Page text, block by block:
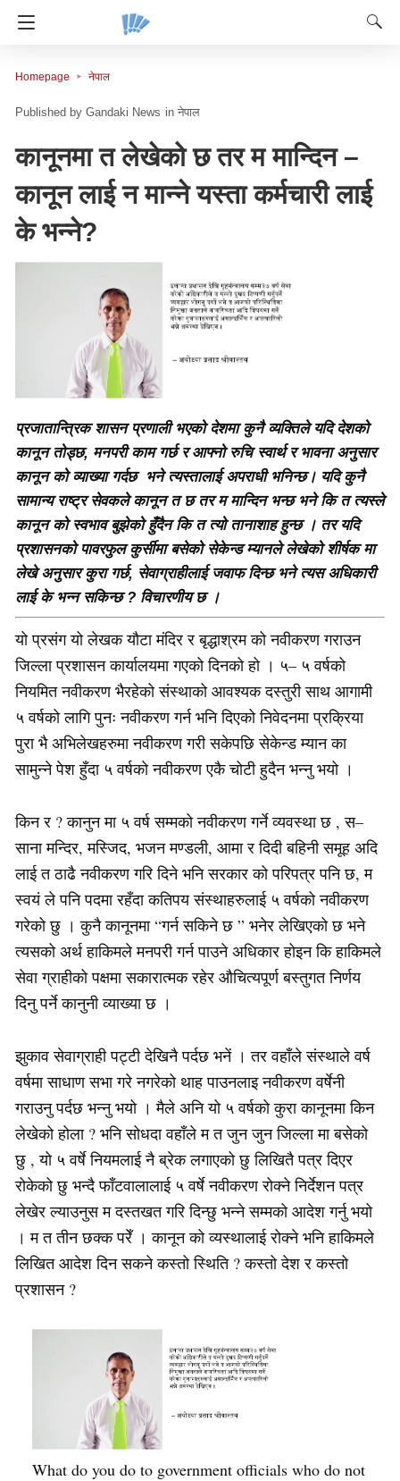
Homepage नेपाल
Gandaki News in नेपाल
कानूनमा त लेखेको छ तर म मान्दिन –
कानून लाई न मान्ने यस्ता कर्मचारी लाई
के भन्ने?
प्रजातान्त्रिक शासन प्रणाली भएको देशमा कुनै व्यक्तिले यदि देशको
कानून तोड्छ, मनपरी काम गर्छ र आफ्नो रुचि स्वार्थ र भावना अनुसार
कानून को व्याख्या गर्दछ भने त्यस्तालाई अपराधी भनिन्छ। यदि कुनै
सामान्य राष्ट्र सेवकले कानून त छ तर म मान्दिन भन्छ भने कि त त्यस्ले
कानून को स्वभाव बुझेको हुँदैन कि त त्यो तानाशाह हुन्छ । तर यदि
प्रशासनको पावरफुल कुर्सीमा बसेको सेकेन्ड म्यानले लेखेको शीर्षक मा
लेखे अनुसार कुरा गर्छ, सेवाग्राहीलाई जवाफ दिन्छ भने त्यस अधिकारी
लाई के भन्न सकिन्छ ? विचारणीय छ ।
यो प्रसंग यो लेखक यौटा मंदिर र बृद्धाश्रम को नवीकरण गराउन
जिल्ला प्रशासन कार्यालयमा गएको दिनको हो । ५– ५ वर्षको
नियमित नवीकरण भैरहेको संस्थाको आवश्यक दस्तुरी साथ आगामी
५ वर्षको लागि पुनः नवीकरण गर्न भनि दिएको निवेदनमा प्रक्रिया
पुरा भै अभिलेखहरुमा नवीकरण गरी सकेपछि सेकेन्ड म्यान का
सामुन्ने पेश हुँदा ५ वर्षको नवीकरण एकै चोटी हुदैन भन्नु भयो ।
किन र ? कानुन मा ५ वर्ष सम्मको नवीकरण गर्ने व्यवस्था छ , स–
साना मन्दिर, मस्जिद, भजन मण्डली, आमा र दिदी बहिनी समूह अदि
लाई त ठाढै नवीकरण गरि दिने भनि सरकार को परिपत्र पनि छ, म
स्वयं ले पनि पदमा रहँदा कतिपय संस्थाहरुलाई ५ वर्षको नवीकरण
गरेको छु । कुनै कानूनमा “गर्न सकिने छ ” भनेर लेखिएको छ भने
त्यसको अर्थ हाकिमले मनपरी गर्न पाउने अधिकार होइन कि हाकिमले
सेवा ग्राहीको पक्षमा सकारात्मक रहेर औचित्यपूर्ण बस्तुगत निर्णय
दिनु पर्ने कानुनी व्याख्या छ ।
झुकाव सेवाग्राही पट्टी देखिनै पर्दछ भनें । तर वहाँले संस्थाले वर्ष
वर्षमा साधाण सभा गरे नगरेको थाह पाउनलाइ नवीकरण वर्षेनी
गराउनु पर्दछ भन्नु भयो । मैले अनि यो ५ वर्षको कुरा कानूनमा किन
लेखेको होला ? भनि सोधदा वहाँले म त जुन जुन जिल्ला मा बसेको
छु , यो ५ वर्षे नियमलाई नै ब्रेक लगाएको छु लिखितै पत्र दिएर
रोकेको छु भन्दै फाँटवालालाई ५ वर्षे नवीकरण रोक्ने निर्देशन पत्र
लेखेर ल्याउनुस म दस्तखत गरि दिन्छु भन्ने सम्मको आदेश गर्नु भयो
। म त तीन छक्क परेँ । कानून को व्यस्थालाई रोक्ने भनि हाकिमले
लिखित आदेश दिन सकने कस्तो स्थिति ? कस्तो देश र कस्तो
प्रशासन ?
What do you do to government officials who do not